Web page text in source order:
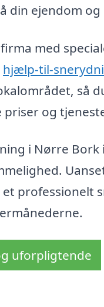
din ejendom
med
hjælp-til-
så
og
i Nørre
et
uforpligtende